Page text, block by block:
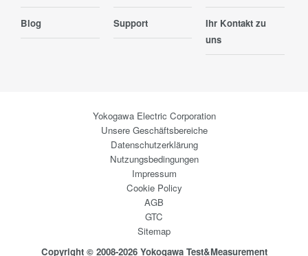
Blog Support
Ihr Kontakt zu
uns
Yokogawa Electric Corporation
Unsere Geschäftsbereiche
Datenschutzerklärung
Nutzungsbedingungen
Impressum
Cookie Policy
AGB
GTC
Sitemap
Copyright © 2008-2026 Yokogawa Test&Measurement